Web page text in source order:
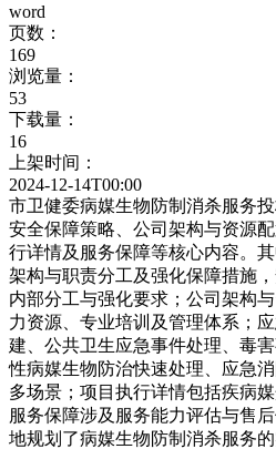
word
页数：
169
浏览量：
53
下载量：
16
上架时间：
2024-12-14T00:00
市卫健委病媒生物防制消杀服务
安全保障策略、公司架构与资源
行详情及服务保障等核心内容。
架构与职责分工及强化保障措施
内部分工与强化要求；公司架构
力资源、专业培训及管理体系；
建、公共卫生应急事件处理、毒
性病媒生物防治快速处理、应急
多场景；项目执行详情包括疾病
服务保障涉及服务能力评估与售
地规划了病媒生物防制消杀服务